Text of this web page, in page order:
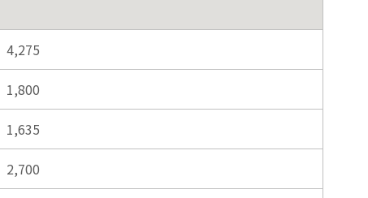
4,275
1,800
1,635
2,700